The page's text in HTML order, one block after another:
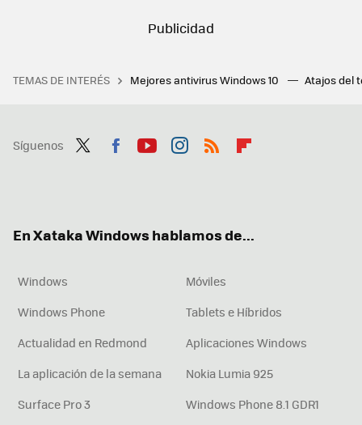
TEMAS DE INTERÉS Mejores antivirus Windows 10 Atajos del
Síguenos
En Xataka Windows hablamos de...
Windows
Móviles
Windows Phone
Tablets e Híbridos
Actualidad en Redmond
Aplicaciones Windows
La aplicación de la semana
Nokia Lumia 925
Surface Pro 3
Windows Phone 8.1 GDR1